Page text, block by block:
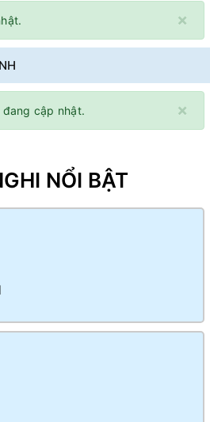
×
×
cập nhật.
NỔI BẬT